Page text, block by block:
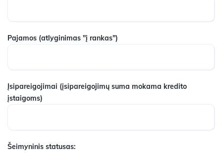
Pajamos (atlyginimas "į rankas")
Įsipareigojimai (įsipareigojimų suma mokama kredito
įstaigoms)
Šeimyninis statusas: